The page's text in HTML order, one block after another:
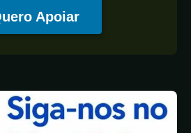
Apoiar